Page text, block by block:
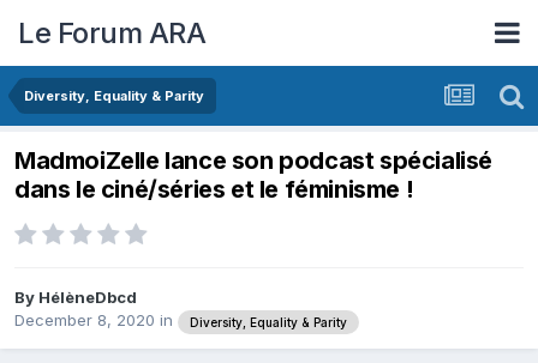
Le Forum ARA
Diversity, Equality & Parity
MadmoiZelle lance son podcast spécialisé
dans le ciné/séries et le féminisme !
By HélèneDbcd
December 8, 2020 in Diversity, Equality & Parity